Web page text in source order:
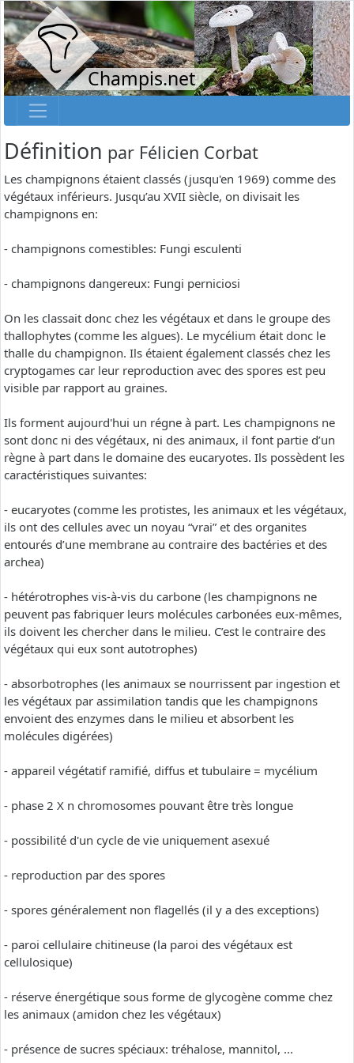
Champis.net
Définition par Félicien Corbat
Les champignons étaient classés (jusqu'en 1969) comme des
végétaux inférieurs. Jusqu’au XVII siècle, on divisait les
champignons en:
- champignons comestibles: Fungi esculenti
- champignons dangereux: Fungi perniciosi
On les classait donc chez les végétaux et dans le groupe des
thallophytes (comme les algues). Le mycélium était donc le
thalle du champignon. Ils étaient également classés chez les
cryptogames car leur reproduction avec des spores est peu
visible par rapport au graines.
Ils forment aujourd'hui un régne à part. Les champignons ne
sont donc ni des végétaux, ni des animaux, il font partie d’un
règne à part dans le domaine des eucaryotes. Ils possèdent les
caractéristiques suivantes:
- eucaryotes (comme les protistes, les animaux et les végétaux,
ils ont des cellules avec un noyau “vrai” et des organites
entourés d’une membrane au contraire des bactéries et des
archea)
- hétérotrophes vis-à-vis du carbone (les champignons ne
peuvent pas fabriquer leurs molécules carbonées eux-mêmes,
ils doivent les chercher dans le milieu. C’est le contraire des
végétaux qui eux sont autotrophes)
- absorbotrophes (les animaux se nourrissent par ingestion et
les végétaux par assimilation tandis que les champignons
envoient des enzymes dans le milieu et absorbent les
molécules digérées)
- appareil végétatif ramifié, diffus et tubulaire = mycélium
- phase 2 X n chromosomes pouvant être très longue
- possibilité d'un cycle de vie uniquement asexué
- reproduction par des spores
- spores généralement non flagellés (il y a des exceptions)
- paroi cellulaire chitineuse (la paroi des végétaux est
cellulosique)
- réserve énergétique sous forme de glycogène comme chez
les animaux (amidon chez les végétaux)
- présence de sucres spéciaux: tréhalose, mannitol, ...